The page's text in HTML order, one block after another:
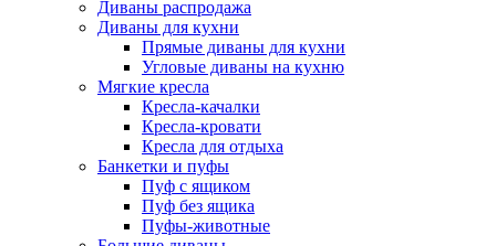
Диваны распродажа
Диваны для кухни
Прямые диваны для кухни
Угловые диваны на кухню
Мягкие кресла
Кресла-качалки
Кресла-кровати
Кресла для отдыха
Банкетки и пуфы
Пуф с ящиком
Пуф без ящика
Пуфы-животные